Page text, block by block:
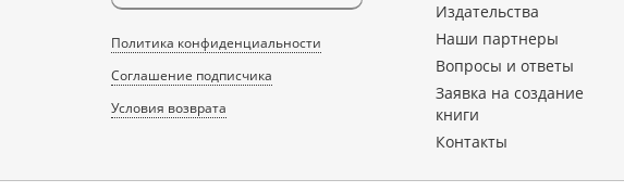
Политика конфиденциальности
Соглашение подписчика
Условия возврата
Издательства
Наши партнеры
Вопросы и ответы
Заявка на создание
книги
Контакты